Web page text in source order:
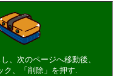
、次のページへ移動後、
ク、「削除」を押す.